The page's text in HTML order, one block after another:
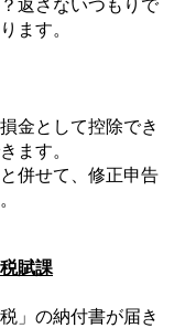
返さないつもりで
ます。
金として控除でき
ます。
併せて、修正申告
賦課
」の納付書が届き